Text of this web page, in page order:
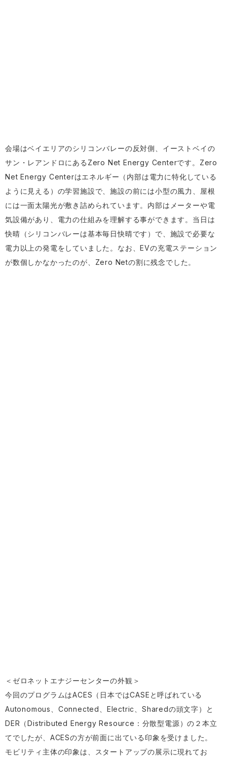
会場はベイエリアのシリコンバレーの反対側、イーストベイの
サン・レアンドロにあるZero Net Energy Centerです。Zero
Net Energy Centerはエネルギー（内部は電力に特化している
ように見える）の学習施設で、施設の前には小型の風力、屋根
には一面太陽光が敷き詰められています。内部はメーターや電
気設備があり、電力の仕組みを理解する事ができます。当日は
快晴（シリコンバレーは基本毎日快晴です）で、施設で必要な
電力以上の発電をしていました。なお、EVの充電ステーション
が数個しかなかったのが、Zero Netの割に残念でした。
＜ゼロネットエナジーセンターの外観＞
今回のプログラムはACES（日本ではCASEと呼ばれている
Autonomous、Connected、Electric、Sharedの頭文字）と
DER（Distributed Energy Resource：分散型電源）の２本立
てでしたが、ACESの方が前面に出ている印象を受けました。
モビリティ主体の印象は、スタートアップの展示に現れてお